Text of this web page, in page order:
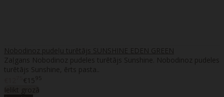
Nobodinoz pudeļu turētājs SUNSHINE EDEN GREEN
Zaļgans Nobodinoz pudeles turētājs Sunshine. Nobodinoz pudeles
turētājs Sunshine, ērts pasta..
€1595
Ielikt grozā